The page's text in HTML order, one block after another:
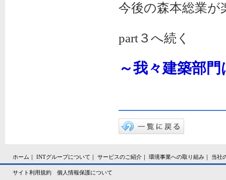
今後の森本総業が
part３へ続く
～我々建築部
ホーム ｜ INTグループについて ｜ サービスのご紹介 ｜ 環境事業への取り組み ｜ 当社
サイト利用規約 個人情報保護について